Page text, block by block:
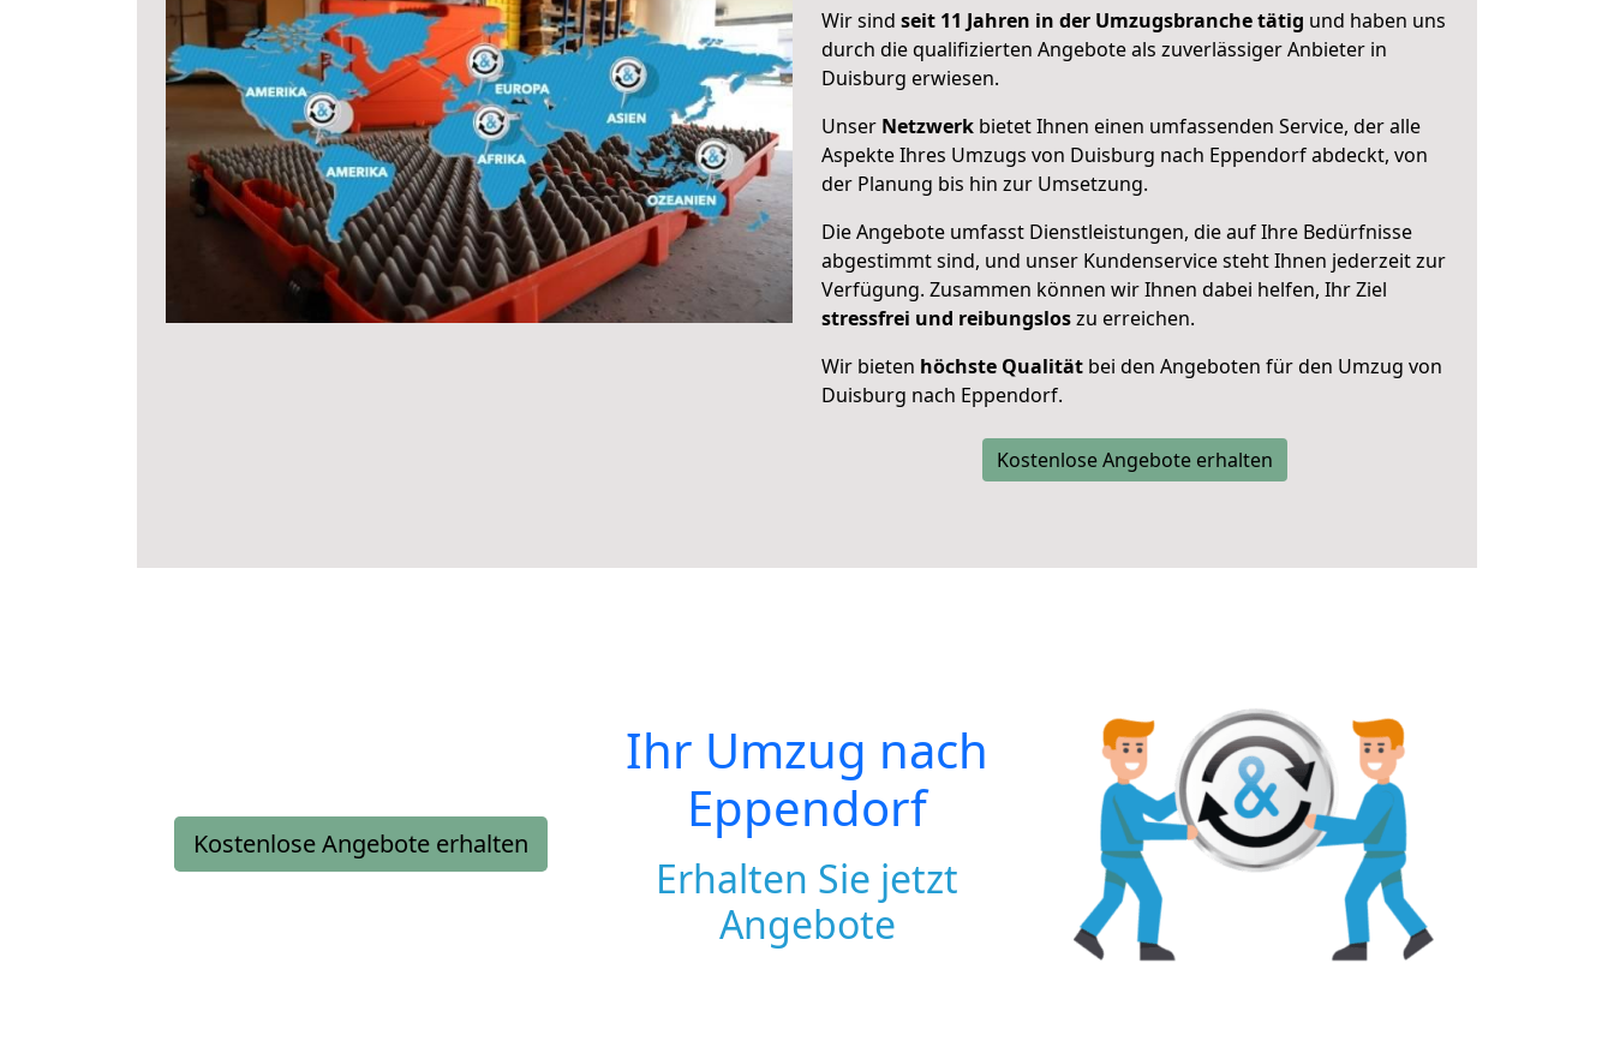
Wir sind seit 11 Jahren in der Umzugsbranche tätig und haben uns
durch die qualifizierten Angebote als zuverlässiger Anbieter in
Duisburg erwiesen.
Unser Netzwerk bietet Ihnen einen umfassenden Service, der alle
Aspekte Ihres Umzugs von Duisburg nach Eppendorf abdeckt, von
der Planung bis hin zur Umsetzung.
Die Angebote umfasst Dienstleistungen, die auf Ihre Bedürfnisse
abgestimmt sind, und unser Kundenservice steht Ihnen jederzeit zur
Verfügung. Zusammen können wir Ihnen dabei helfen, Ihr Ziel
stressfrei und reibungsloszu erreichen.
Wir bieten höchste Qualität bei den Angeboten für den Umzug von
Duisburg nach Eppendorf.
Kostenlose Angebote erhalten
Kostenlose Angebote erhalten
Ihr Umzug nach
Eppendorf
Erhalten Sie jetzt
Angebote